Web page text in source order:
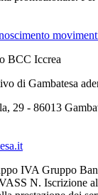
di Gambatesa
29 - 86013
IVA Gruppo
N. Iscrizione